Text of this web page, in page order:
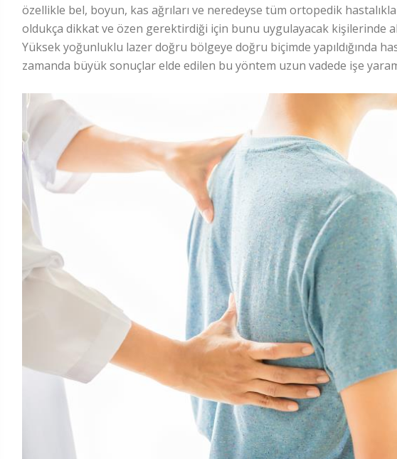
özellikle bel, boyun, kas ağrıları ve neredeyse tüm ortopedik
oldukça dikkat ve özen gerektirdiği için bunu uygulayacak kişilerinde
Yüksek yoğunluklu lazer doğru bölgeye doğru biçimde yapıldığında
zamanda büyük sonuçlar elde edilen bu yöntem uzun vadede işe